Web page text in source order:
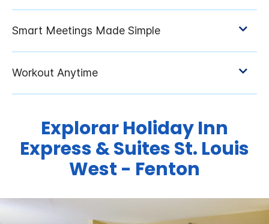
ExplorarHoliday Inn
Express & SuitesSt. Louis
West - Fenton